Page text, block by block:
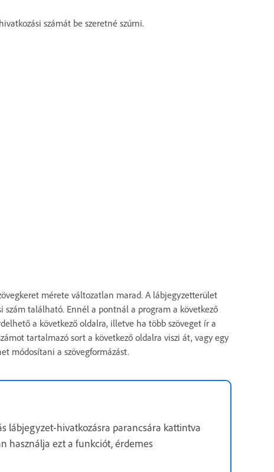
számát be szeretné szúrni.
mérete változatlan marad. A lábjegyzetterület
található. Ennél a pontnál a program a következő
a következő oldalra, illetve ha több szöveget ír a
tartalmazó sort a következő oldalra viszi át, vagy egy
módosítani a szövegformázást.
lábjegyzet-hivatkozásra parancsára kattintva
használja ezt a funkciót, érdemes